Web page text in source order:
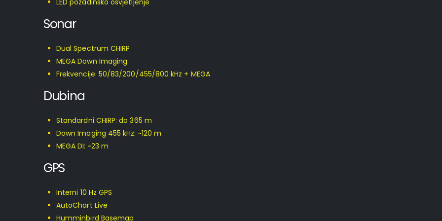
LED pozadinsko osvjetljenje
Sonar
Dual Spectrum CHIRP
MEGA Down Imaging
Frekvencije: 50/83/200/455/800 kHz + MEGA
Dubina
Standardni CHIRP: do 365 m
Down Imaging 455 kHz: ~120 m
MEGA DI: ~23 m
GPS
Interni 10 Hz GPS
AutoChart Live
Humminbird Basemap